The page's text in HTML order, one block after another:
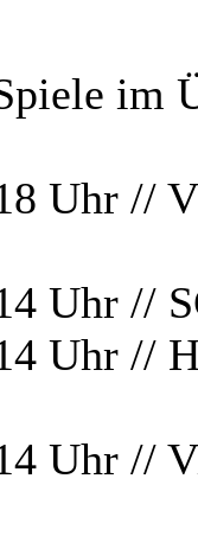
im
Uhr //
Uhr //
Uhr //
Uhr //